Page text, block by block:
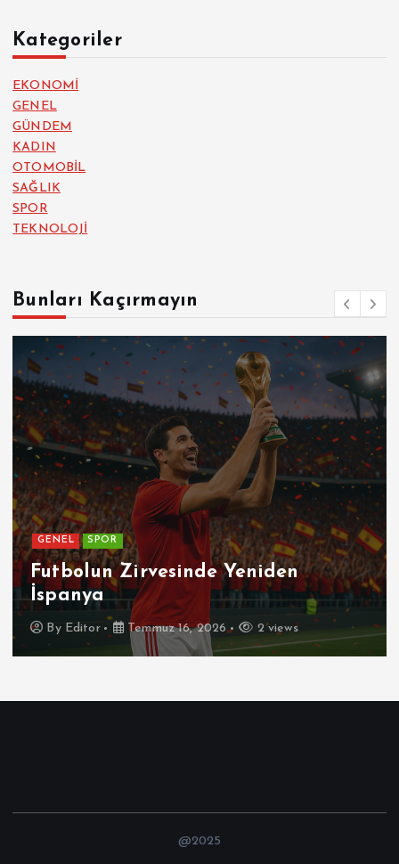
Kategoriler
EKONOMİ
GENEL
GÜNDEM
KADIN
OTOMOBİL
SAĞLIK
SPOR
TEKNOLOJİ
Bunları Kaçırmayın
GENEL SPOR
Futbolun Zirvesinde Yeniden
İspanya
By Editor Temmuz 16, 2026 2 views
@2025